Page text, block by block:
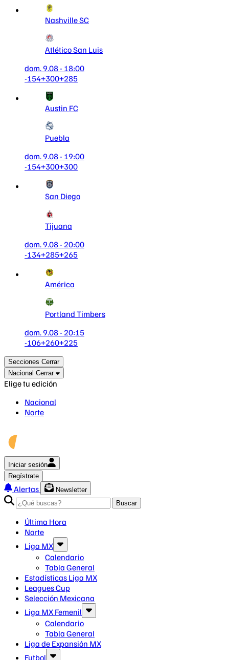
Nashville SC
Atlético San Luis
dom. 9.08 - 18:00
-154+300+285
Austin FC
Puebla
dom. 9.08 - 19:00
-154+300+300
San Diego
Tijuana
dom. 9.08 - 20:00
-134+285+265
América
Portland Timbers
dom. 9.08 - 20:15
-106+260+225
Secciones Cerrar
Nacional Cerrar
Elige tu edición
Nacional
Norte
Iniciar sesión
Regístrate
Alertas
Newsletter
Buscar
Última Hora
Norte
Liga MX
Calendario
Tabla General
Estadísticas Liga MX
Leagues Cup
Selección Mexicana
Liga MX Femenil
Calendario
Tabla General
Liga de Expansión MX
Futbol